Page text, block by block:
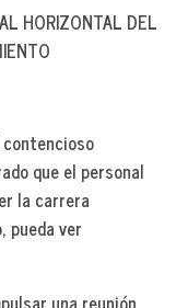
HORIZONTAL DEL
que el personal
la carrera
pueda ver